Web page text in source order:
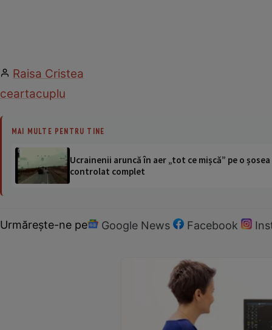
Raisa Cristea
ceartacuplu
MAI MULTE PENTRU TINE
Ucrainenii aruncă în aer „tot ce mișcă” pe o
controlat complet
Urmărește-ne pe Google News Facebook